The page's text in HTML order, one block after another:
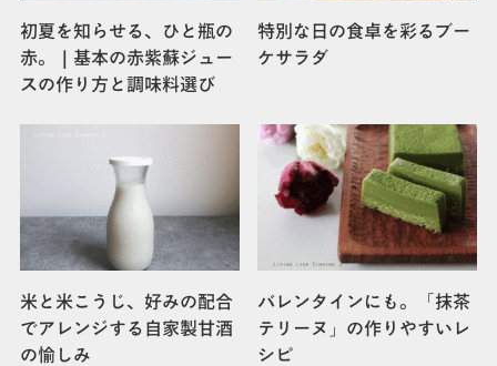
初夏を知らせる、ひと瓶の
赤。｜基本の赤紫蘇ジュー
スの作り方と調味料選び
特別な日の食卓を彩るブー
ケサラダ
米と米こうじ、好みの配合
でアレンジする自家製甘酒
の愉しみ
バレンタインにも。「抹茶
テリーヌ」の作りやすいレ
シピ